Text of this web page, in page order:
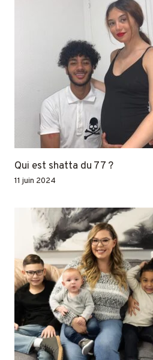
Qui est shatta du 77 ?
11 juin 2024